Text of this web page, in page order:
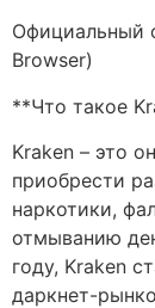
Официальный
Browser)
**Что такое
Kraken – это
приобрести
наркотики,
отмыванию
году, Kraken
даркнет-